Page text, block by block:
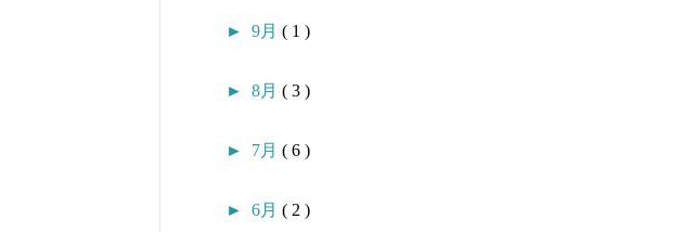
► 9月 ( 1 )
► 8月 ( 3 )
► 7月 ( 6 )
► 6月 ( 2 )